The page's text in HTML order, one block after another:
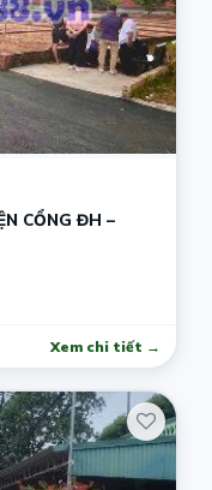
CỔNG ĐH –
Xem chi tiết →